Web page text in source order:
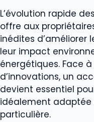
L’évolution rapide
offre aux
inédites d’améliorer
leur impact
énergétiques. Face
d’innovations, un
devient essentiel
idéalement
particulière.